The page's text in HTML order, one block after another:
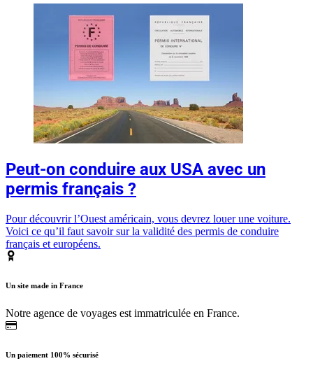
Peut-on conduire aux USA avec un
permis français ?
Pour découvrir l’Ouest américain, vous devrez louer une voiture.
Voici ce qu’il faut savoir sur la validité des permis de conduire
français et européens.
Un site made in France
Notre agence de voyages est immatriculée en France.
Un paiement 100% sécurisé